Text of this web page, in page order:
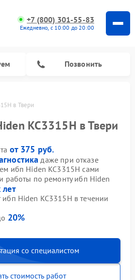
+7 (800) 301-55-83
Ежедневно, с 10:00 до 20:00
Позвонить
в Твери
KC3315H в Твери
от 375 руб.
даже при отказе
ибп Hiden KC3315H сами
работы по ремонту ибп Hiden
Hiden KC3315H в течении
20%
со специалистом
стоимость работ